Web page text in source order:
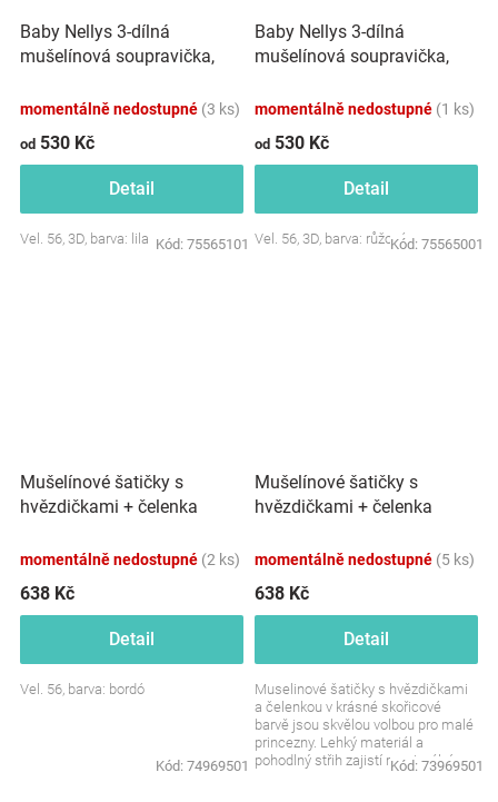
Baby Nellys 3-dílná
mušelínová soupravička,
čelenka, lila
momentálně nedostupné (3 ks)
od 530 Kč
Detail
Vel. 56, 3D, barva: lila Kód: 75565101
Baby Nellys 3-dílná
mušelínová soupravička,
čelenka, růžová
momentálně nedostupné (1 ks)
od 530 Kč
Detail
Vel. 56, 3D, barva: růžováKód: 75565001
Mušelínové šatičky s
hvězdičkami + čelenka
momentálně nedostupné (2 ks)
638 Kč
Detail
Vel. 56, barva: bordó
Kód: 74969501
Mušelínové šatičky s
hvězdičkami + čelenka
momentálně nedostupné (5 ks)
638 Kč
Detail
Muselinové šatičky s hvězdičkami
a čelenkou v krásné skořicové
barvě jsou skvělou volbou pro malé
princezny. Lehký materiál a
pohodlný střih zajistí maximální
Kód: 73969501